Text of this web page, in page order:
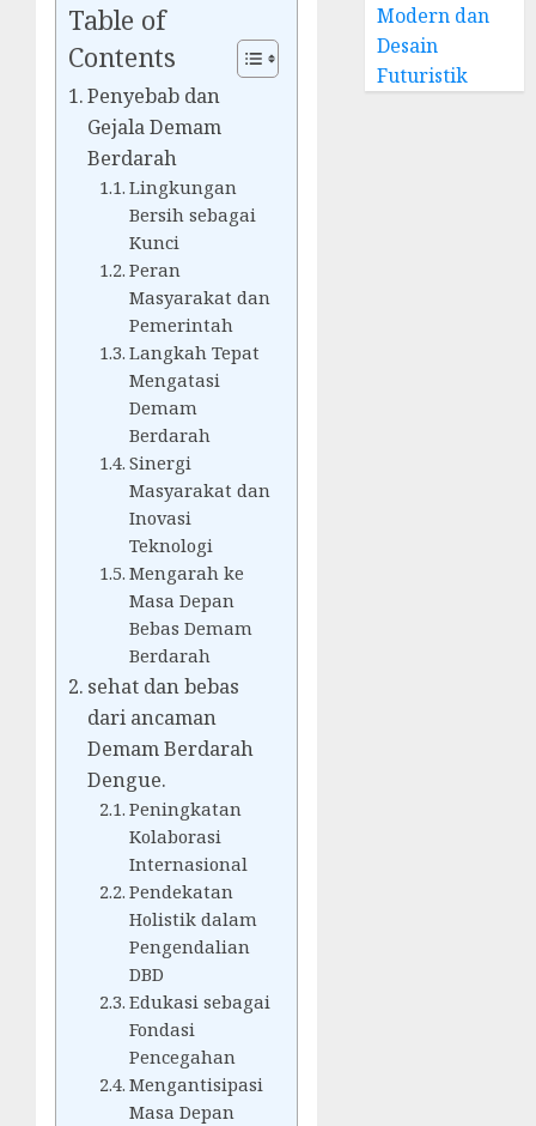
Table of
Contents
Penyebab dan
Gejala Demam
Berdarah
Lingkungan
Bersih sebagai
Kunci
Peran
Masyarakat dan
Pemerintah
Langkah Tepat
Mengatasi
Demam
Berdarah
Sinergi
Masyarakat dan
Inovasi
Teknologi
Mengarah ke
Masa Depan
Bebas Demam
Berdarah
sehat dan bebas
dari ancaman
Demam Berdarah
Dengue.
Peningkatan
Kolaborasi
Internasional
Pendekatan
Holistik dalam
Pengendalian
DBD
Edukasi sebagai
Fondasi
Pencegahan
Mengantisipasi
Masa Depan
Modern dan
Desain
Futuristik